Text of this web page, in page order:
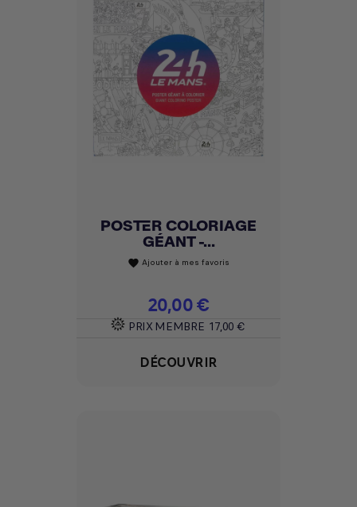
POSTER COLORIAGE
GÉANT -...
favorite Ajouter à mes favoris
Prix
20,00 €
PRIX MEMBRE 17,00 €
DÉCOUVRIR